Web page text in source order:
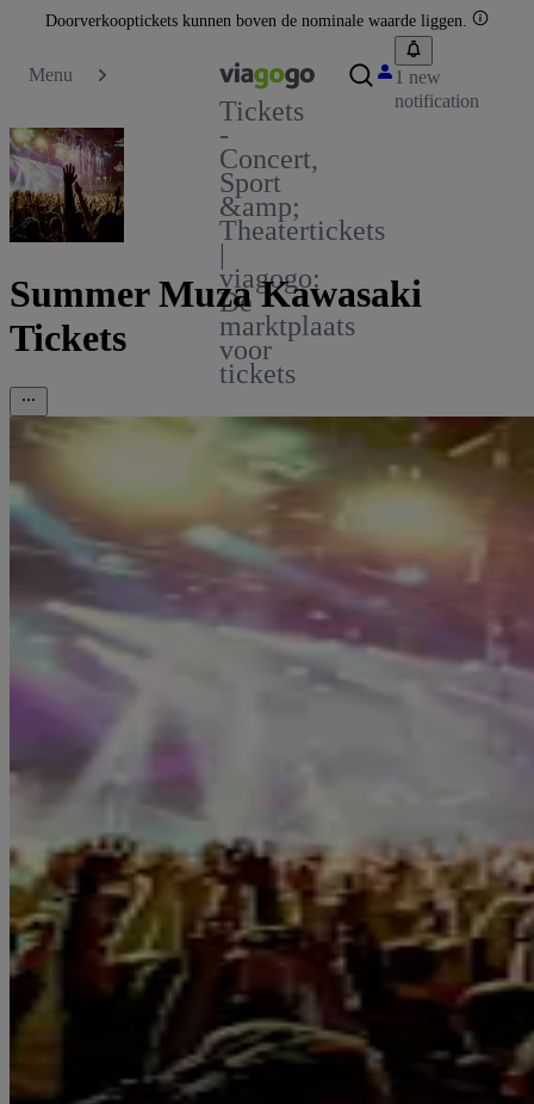
Doorverkooptickets kunnen boven de nominale waarde liggen.
Menu
Tickets
-
Concert,
Sport
&amp;
Theatertickets
|
viagogo:
De
marktplaats
voor
tickets
1 new
notification
Summer Muza Kawasaki
Tickets